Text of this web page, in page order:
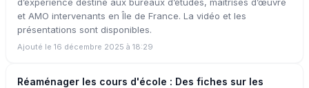
d’expérience destiné aux bureaux d’études, maîtrises d’œuvre
et AMO intervenants en Île de France. La vidéo et les
présentations sont disponibles.
Ajouté le 16 décembre 2025 à 18:29
Réaménager les cours d'école : Des fiches sur les